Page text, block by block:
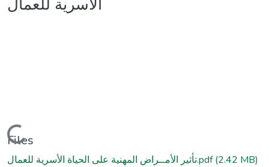
الأسرية للعمال
Loading...
Files
تأثير الأمــراض المهنية على الحياة الأسرية للعمال.pdf(2.42 MB)